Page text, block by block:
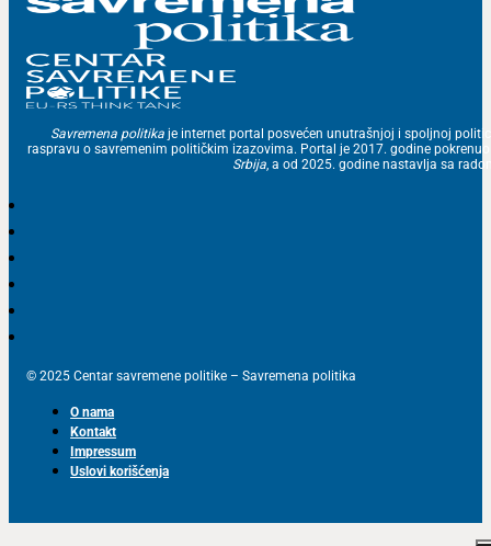
Savremena politika je internet portal posvećen unutrašnjoj i spoljnoj
raspravu o savremenim političkim izazovima. Portal je 2017. godine
Srbija, a od 2025. godine nastavlja sa
© 2025 Centar savremene politike – Savremena politika
O nama
Kontakt
Impressum
Uslovi korišćenja